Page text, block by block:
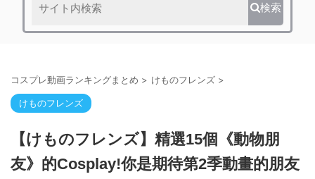
検索
コスプレ動画ランキングまとめ > けものフレンズ >
けものフレンズ
【けものフレンズ】精選15個《動物朋
友》的Cosplay!你是期待第2季動畫的朋友